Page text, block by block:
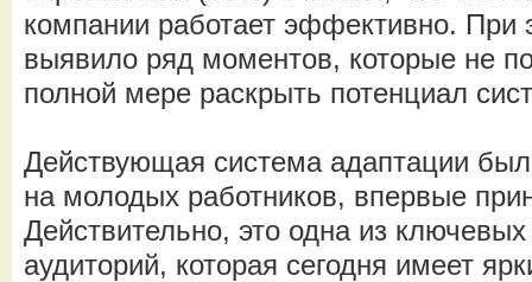
компании работает эффективно. При
выявило ряд моментов, которые не
полной мере раскрыть потенциал
Действующая система адаптации
на молодых работников, впервые
Действительно, это одна из
аудиторий, которая сегодня имеет